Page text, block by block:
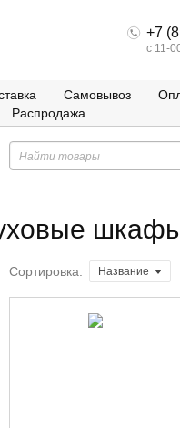
+7
c 11-
Самовывоз
Распродажа
Сортировка: Название